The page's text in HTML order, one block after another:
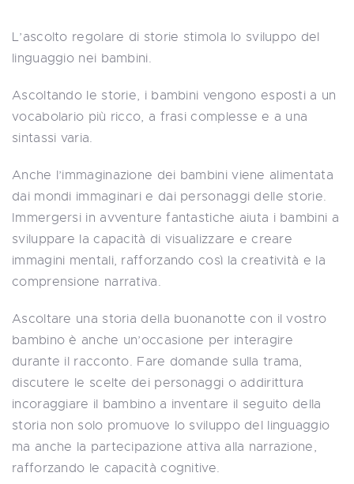
L’ascolto regolare di storie stimola lo sviluppo del
linguaggio nei bambini.
Ascoltando le storie, i bambini vengono esposti a un
vocabolario più ricco, a frasi complesse e a una
sintassi varia.
Anche l’immaginazione dei bambini viene alimentata
dai mondi immaginari e dai personaggi delle storie.
Immergersi in avventure fantastiche aiuta i bambini a
sviluppare la capacità di visualizzare e creare
immagini mentali, rafforzando così la creatività e la
comprensione narrativa.
Ascoltare una storia della buonanotte con il vostro
bambino è anche un’occasione per interagire
durante il racconto. Fare domande sulla trama,
discutere le scelte dei personaggi o addirittura
incoraggiare il bambino a inventare il seguito della
storia non solo promuove lo sviluppo del linguaggio
ma anche la partecipazione attiva alla narrazione,
rafforzando le capacità cognitive.